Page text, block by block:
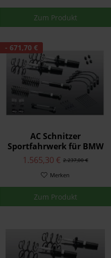
Zum Produkt
- 671,70 €
AC Schnitzer
Sportfahrwerk für BMW
4er F32 Coupé mit
adaptivem Fahrwerk
2.237,00 €
1.565,30 €
Merken
Zum Produkt